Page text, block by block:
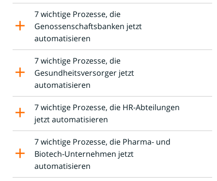
7 wichtige Prozesse, die
Genossenschaftsbanken jetzt
automatisieren
7 wichtige Prozesse, die
Gesundheitsversorger jetzt
automatisieren
7 wichtige Prozesse, die HR-Abteilungen
jetzt automatisieren
7 wichtige Prozesse, die Pharma- und
Biotech-Unternehmen jetzt
automatisieren